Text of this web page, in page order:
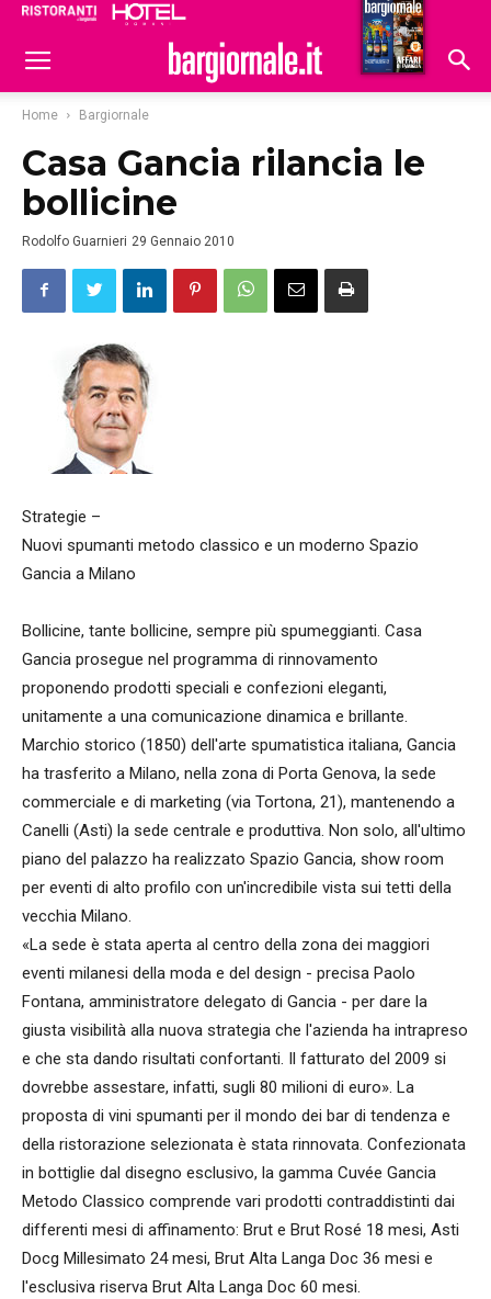
Hoteldomani
Home Bargiornale
Casa Gancia rilancia le
bollicine
Rodolfo Guarnieri 29 Gennaio 2010
Strategie –
Nuovi spumanti metodo classico e un moderno Spazio
Gancia a Milano
Bollicine, tante bollicine, sempre più spumeggianti. Casa
Gancia prosegue nel programma di rinnovamento
proponendo prodotti speciali e confezioni eleganti,
unitamente a una comunicazione dinamica e brillante.
Marchio storico (1850) dell'arte spumatistica italiana, Gancia
ha trasferito a Milano, nella zona di Porta Genova, la sede
commerciale e di marketing (via Tortona, 21), mantenendo a
Canelli (Asti) la sede centrale e produttiva. Non solo, all'ultimo
piano del palazzo ha realizzato Spazio Gancia, show room
per eventi di alto profilo con un'incredibile vista sui tetti della
vecchia Milano.
«La sede è stata aperta al centro della zona dei maggiori
eventi milanesi della moda e del design - precisa Paolo
Fontana, amministratore delegato di Gancia - per dare la
giusta visibilità alla nuova strategia che l'azienda ha intrapreso
e che sta dando risultati confortanti. Il fatturato del 2009 si
dovrebbe assestare, infatti, sugli 80 milioni di euro». La
proposta di vini spumanti per il mondo dei bar di tendenza e
della ristorazione selezionata è stata rinnovata. Confezionata
in bottiglie dal disegno esclusivo, la gamma Cuvée Gancia
Metodo Classico comprende vari prodotti contraddistinti dai
differenti mesi di affinamento: Brut e Brut Rosé 18 mesi, Asti
Docg Millesimato 24 mesi, Brut Alta Langa Doc 36 mesi e
l'esclusiva riserva Brut Alta Langa Doc 60 mesi.